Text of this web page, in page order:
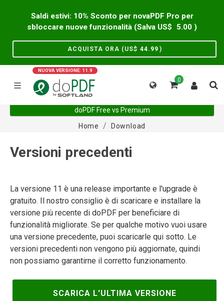
Saldi estivi: 10% Sconto per novaPDF Pro per
sbloccare nuove funzionalità (Salva US$
5.00 )
ACQUISTA ORA (US$ 44.99 )
NUOVA VERSIONE: 11.9
0
doPDF Free vs Premium
Home
Download
Versioni precedenti
La versione 11 è una release importante e l'upgrade è
gratuito. Il nostro consiglio è di scaricare e installare la
versione più recente di doPDF per beneficiare di
funzionalità migliorate. Se per qualche motivo vuoi usare
una versione precedente, puoi scaricarle qui sotto. Le
versioni precedenti non vengono più aggiornate, quindi
non possiamo garantirne il corretto funzionamento.
SCARICA L'ULTIMA VERSIONE